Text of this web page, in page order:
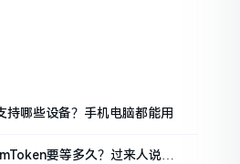
哪些设备？手机电脑都能用
要等多久？过来人说说